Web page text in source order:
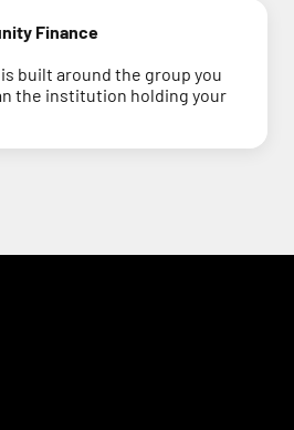
Finance
built around the group you
the institution holding your